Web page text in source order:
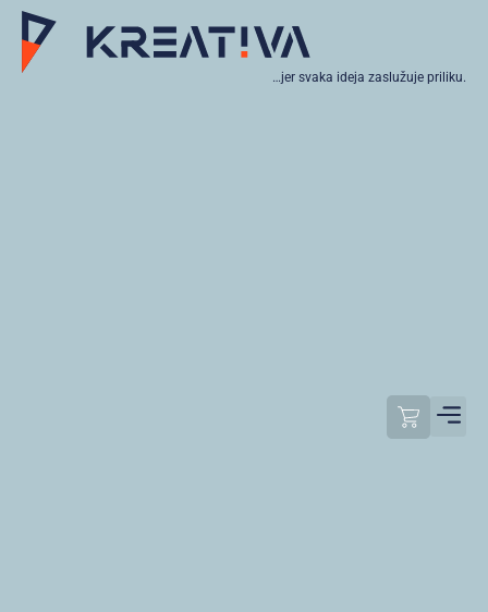
…jer svaka ideja zaslužuje priliku.